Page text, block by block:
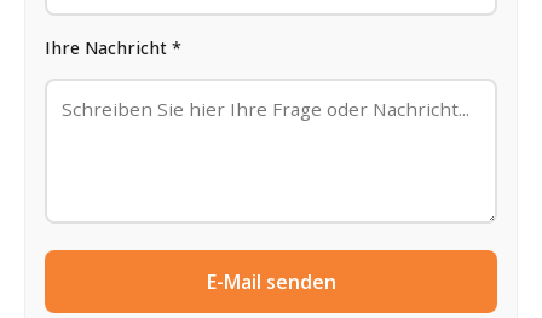
Ihre Nachricht *
E-Mail senden